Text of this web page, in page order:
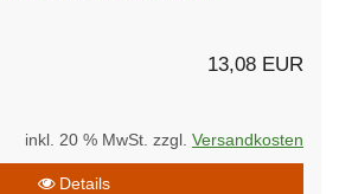
13,08 EUR
inkl. 20 % MwSt. zzgl. Versandkosten
Details